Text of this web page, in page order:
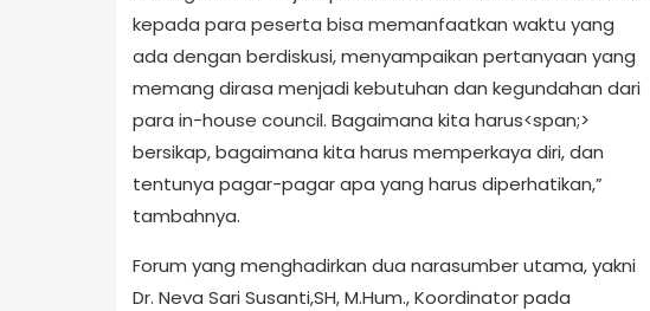
kepada para peserta bisa memanfaatkan waktu yang
ada dengan berdiskusi, menyampaikan pertanyaan yang
memang dirasa menjadi kebutuhan dan kegundahan dari
para in-house council. Bagaimana kita harus<span;>
bersikap, bagaimana kita harus memperkaya diri, dan
tentunya pagar-pagar apa yang harus diperhatikan,”
tambahnya.
Forum yang menghadirkan dua narasumber utama, yakni
Dr. Neva Sari Susanti,SH, M.Hum., Koordinator pada